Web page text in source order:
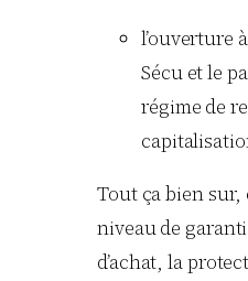
l’ouverture
Sécu et le
régime de
Tout ça bien
niveau de
d’achat, la